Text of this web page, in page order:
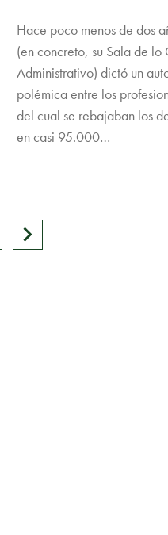
Hace poco menos de dos
(en concreto, su Sala de lo
Administrativo) dictó un
polémica entre los
del cual se rebajaban los
en casi 95.000…